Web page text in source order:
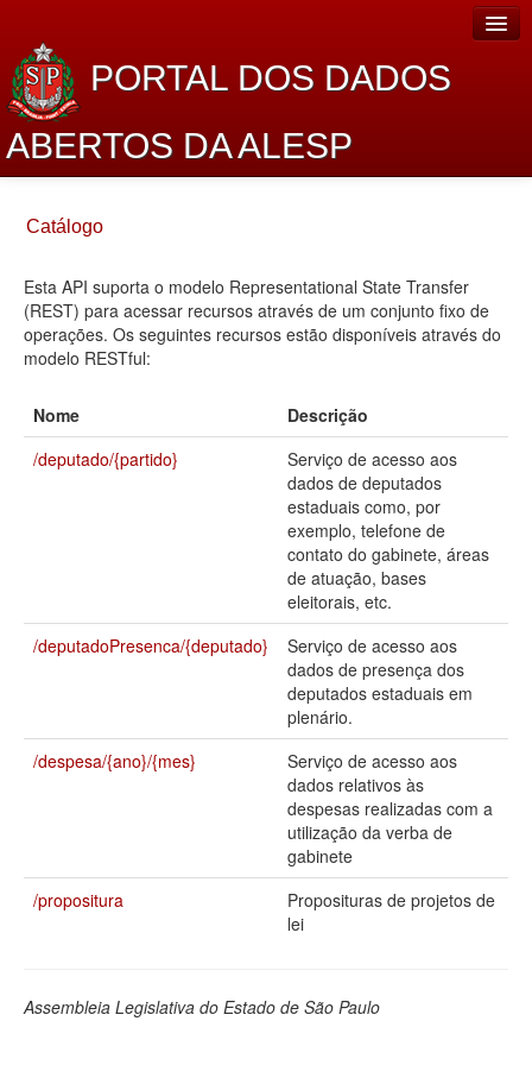
PORTAL DOS DADOS
ABERTOS DA ALESP
Sobre o projeto
Dados Abertos Alesp
Lei de Acesso à Informação
Planejamento
Catálogo de dados
Legislação
Perguntas frequentes
Catálogo
Esta API suporta o modelo Representational State Transfer
(REST) para acessar recursos através de um conjunto fixo de
operações. Os seguintes recursos estão disponíveis através do
modelo RESTful:
Nome
Descrição
/deputado/{partido}
Serviço de acesso aos
dados de deputados
estaduais como, por
exemplo, telefone de
contato do gabinete, áreas
de atuação, bases
eleitorais, etc.
/deputadoPresenca/{deputado}
Serviço de acesso aos
dados de presença dos
deputados estaduais em
plenário.
/despesa/{ano}/{mes}
Serviço de acesso aos
dados relativos às
despesas realizadas com a
utilização da verba de
gabinete
/propositura
Proposituras de projetos de
lei
Assembleia Legislativa do Estado de São Paulo